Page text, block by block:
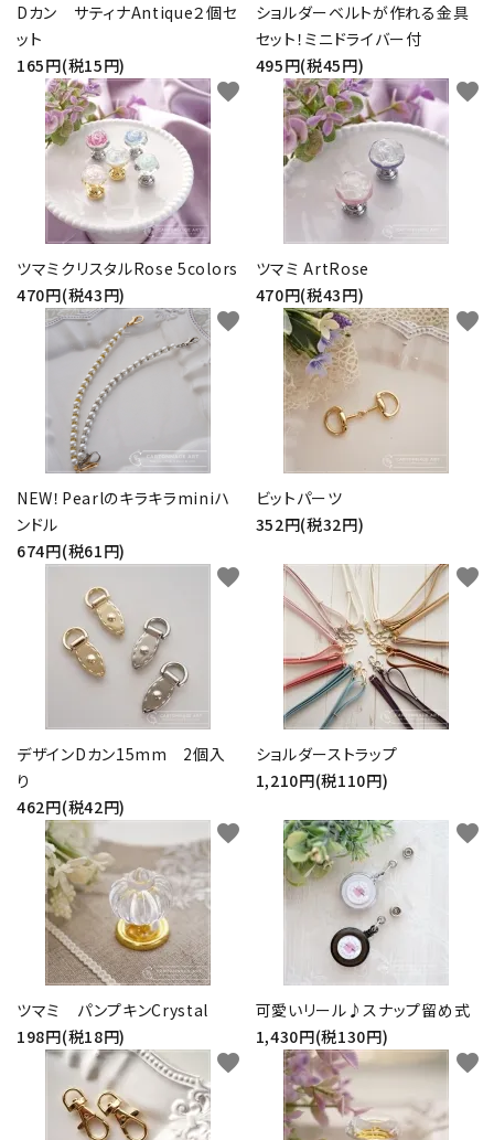
Dカン サティナAntique２個セ
ット
165円(税15円)
ショルダーベルトが作れる金具
セット！ミニドライバー付
495円(税45円)
ツマミクリスタルRose 5colors
470円(税43円)
favorite
ツマミ ArtRose
470円(税43円)
favorite
NEW！Pearlのキラキラminiハ
ンドル
674円(税61円)
favorite
ビットパーツ
352円(税32円)
favorite
デザインDカン15mm 2個入
り
462円(税42円)
favorite
ショルダーストラップ
1,210円(税110円)
favorite
ツマミ パンプキンCrystal
198円(税18円)
favorite
可愛いリール♪スナップ留め式
1,430円(税130円)
favorite
favorite favorite